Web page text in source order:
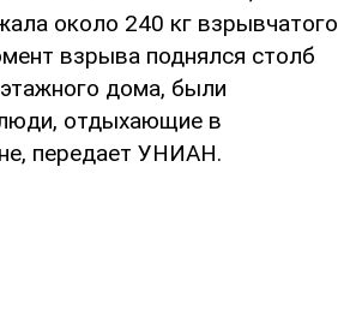
около 240 кг взрывчатого
взрыва поднялся столб
дома, были
отдыхающие в
передает УНИАН.